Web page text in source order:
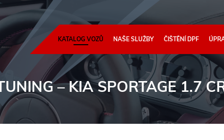
KATALOG VOZŮ NAŠE SLUŽBY ČIŠTĚNÍ DPF
– KIA SPORTAGE 1.7